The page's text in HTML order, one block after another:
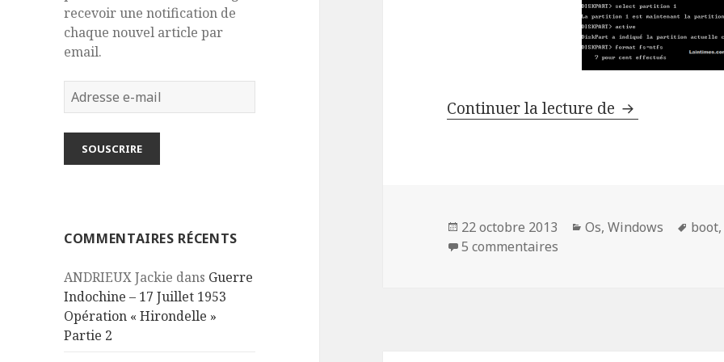
recevoir une notification de
chaque nouvel article par
email.
Adresse
e-
mail
SOUSCRIRE
COMMENTAIRES RÉCENTS
ANDRIEUX Jackie dans Guerre
Indochine – 17 Juillet 1953
Opération « Hirondelle »
Partie 2
Continuer la lecture de Rendre un
Publié
le
22 octobre 2013 Catégories
Os,Windows boot
5 commentaires